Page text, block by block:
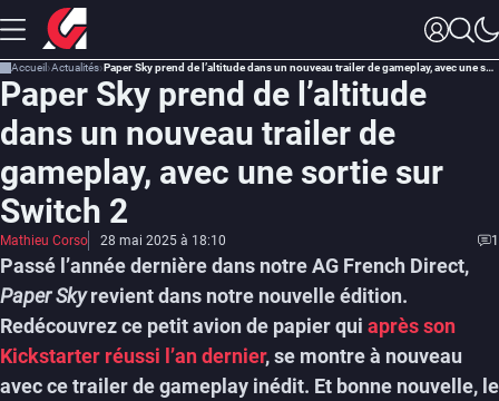
Accueil Actualités Paper Sky prend de l’altitude dans un nouveau trailer de gameplay, avec une sortie sur Switch 2
Paper Sky prend de l’altitude
dans un nouveau trailer de
gameplay, avec une sortie sur
Switch 2
Mathieu Corso 28 mai 2025 à 18:10 1
Passé l’année dernière dans notre AG French Direct,
Paper Skyrevient dans notre nouvelle édition.
Redécouvrez ce petit avion de papier qui après son
Kickstarter réussi l’an dernier, se montre à nouveau
avec ce trailer de gameplay inédit. Et bonne nouvelle, le